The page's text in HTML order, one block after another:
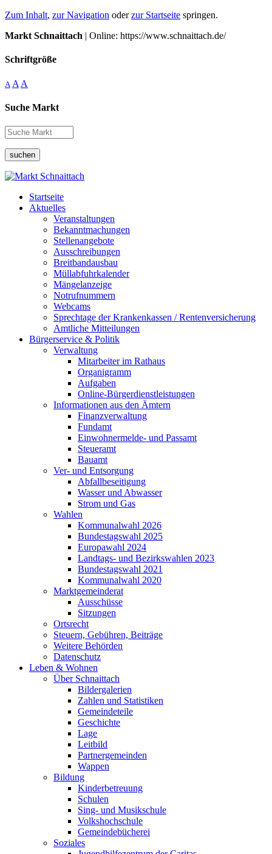
Zum Inhalt, zur Navigation oderzur Startseite springen.
Markt Schnaittach | Online: https://www.schnaittach.de/
Schriftgröße
A A A
Suche Markt
suchen
Startseite
Aktuelles
Veranstaltungen
Bekanntmachungen
Stellenangebote
Ausschreibungen
Breitbandausbau
Müllabfuhrkalender
Mängelanzeige
Notrufnummern
Webcams
Sprechtage der Krankenkassen / Rentenversicherung
Amtliche Mitteilungen
Bürgerservice & Politik
Verwaltung
Mitarbeiter im Rathaus
Organigramm
Aufgaben
Online-Bürgerdienstleistungen
Informationen aus den Ämtern
Finanzverwaltung
Fundamt
Einwohnermelde- und Passamt
Steueramt
Bauamt
Ver- und Entsorgung
Abfallbeseitigung
Wasser und Abwasser
Strom und Gas
Wahlen
Kommunalwahl 2026
Bundestagswahl 2025
Europawahl 2024
Landtags- und Bezirkswahlen 2023
Bundestagswahl 2021
Kommunalwahl 2020
Marktgemeinderat
Ausschüsse
Sitzungen
Ortsrecht
Steuern, Gebühren, Beiträge
Weitere Behörden
Datenschutz
Leben & Wohnen
Über Schnaittach
Bildergalerien
Zahlen und Statistiken
Gemeindeteile
Geschichte
Lage
Leitbild
Partnergemeinden
Wappen
Bildung
Kinderbetreuung
Schulen
Sing- und Musikschule
Volkshochschule
Gemeindebücherei
Soziales